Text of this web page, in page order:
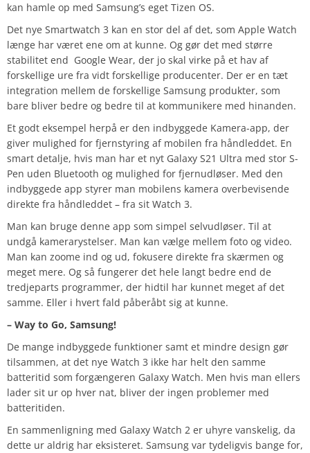
kan hamle op med Samsung’s eget Tizen OS.
Det nye Smartwatch 3 kan en stor del af det, som Apple Watch
længe har været ene om at kunne. Og gør det med større
stabilitet end Google Wear, der jo skal virke på et hav af
forskellige ure fra vidt forskellige producenter. Der er en tæt
integration mellem de forskellige Samsung produkter, som
bare bliver bedre og bedre til at kommunikere med hinanden.
Et godt eksempel herpå er den indbyggede Kamera-app, der
giver mulighed for fjernstyring af mobilen fra håndleddet. En
smart detalje, hvis man har et nyt Galaxy S21 Ultra med stor S-
Pen uden Bluetooth og mulighed for fjernudløser. Med den
indbyggede app styrer man mobilens kamera overbevisende
direkte fra håndleddet – fra sit Watch 3.
Man kan bruge denne app som simpel selvudløser. Til at
undgå kamerarystelser. Man kan vælge mellem foto og video.
Man kan zoome ind og ud, fokusere direkte fra skærmen og
meget mere. Og så fungerer det hele langt bedre end de
tredjeparts programmer, der hidtil har kunnet meget af det
samme. Eller i hvert fald påberåbt sig at kunne.
– Way to Go, Samsung!
De mange indbyggede funktioner samt et mindre design gør
tilsammen, at det nye Watch 3 ikke har helt den samme
batteritid som forgængeren Galaxy Watch. Men hvis man ellers
lader sit ur op hver nat, bliver der ingen problemer med
batteritiden.
En sammenligning med Galaxy Watch 2 er uhyre vanskelig, da
dette ur aldrig har eksisteret. Samsung var tydeligvis bange for,